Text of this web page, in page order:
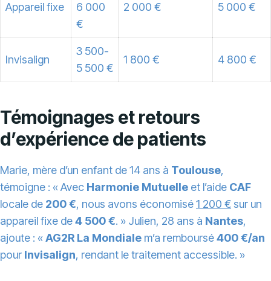
Appareil fixe
6 000
€
2 000 € 5 000 €
Invisalign
3 500-
5 500 €
1 800 € 4 800 €
Témoignages et retours
d’expérience de patients
Marie, mère d’un enfant de 14 ans à Toulouse,
témoigne : « Avec Harmonie Mutuelle et l’aide CAF
locale de 200 €, nous avons économisé1 200 € sur un
appareil fixe de4 500 €. » Julien, 28 ans à Nantes,
ajoute : «AG2R La Mondiale m’a remboursé400 €/an
pour Invisalign, rendant le traitement accessible. »